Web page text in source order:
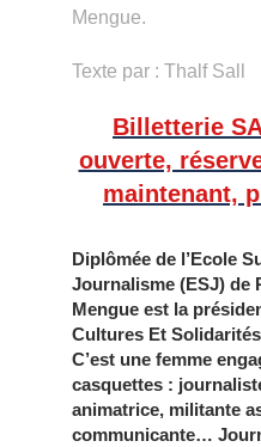
Mengue.
Texte par : Thalf Sall
Billetterie
ouverte,
maintenant,
Diplômée de l’Ecole
Journalisme (ESJ) de
Mengue est la
Cultures Et
C’est une femme
casquettes :
animatrice, militante
communicante…